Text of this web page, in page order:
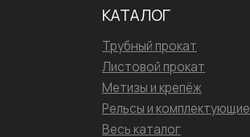
КАТАЛОГ
Трубный прокат
Листовой прокат
Метизы и крепёж
Рельсы и комплектующие
Весь каталог